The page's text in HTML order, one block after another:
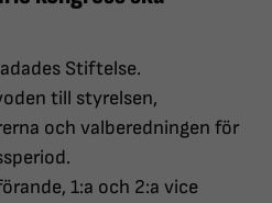
Stiftelse.
till styrelsen,
och valberedningen för
1:a och 2:a vice